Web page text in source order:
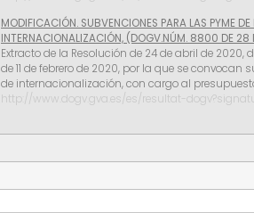
MODIFICACIÓN. SUBVENCIONES PARA LAS PYME
INTERNACIONALIZACIÓN, (DOGV.NÚM. 8800 DE 28
Extracto de la Resolución de 24 de abril de
de 11 de febrero de 2020, por la que se
de internacionalización, con cargo al
http://www.dogv.gva.es/es/resultat-